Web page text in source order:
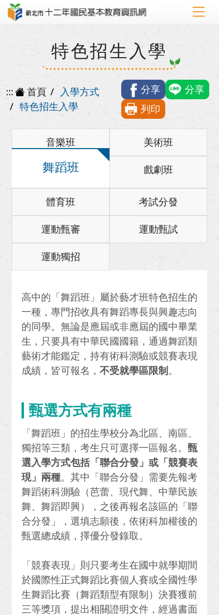
特色招生入學
::: 首頁
入學方式
特色招生入學
分享
分享
列印
音樂班 美術班
舞蹈班 戲劇班
體育班 考試分發
運動甄審 運動甄試
運動獨招
高中的「舞蹈班」屬於藝才班特色招生的
一種，專門招收具有舞蹈專長與興趣志向
的同學。無論是應屆或非應屆的國中畢業
生，只要具有中華民國國籍，通過舞蹈類
藝術才能鑑定，持有術科測驗或競賽表現
成績，皆可報名， 不受就學區限制 。
甄選方式有兩種
「舞蹈班」的招生學校分為北區、南區、
獨招等三類，考生只可選擇一區報名。 甄
選入學方式包括「聯合分發」或「競賽表
現」兩種。其中「聯合分發」需要先報考
舞蹈術科測驗（芭蕾、現代舞、中華民族
舞、舞蹈即興），之後再報名該區的「聯
合分發」，選填志願後，依術科加權後的
甄選總成績，擇優分發錄取。
「競賽表現」則只要考生在國中就學期間
於國際性正式舞蹈比賽個人賽或全國性學
生舞蹈比賽（舞蹈類型有限制）決賽獲前
三等獎項，提出相關證明文件，經過書面